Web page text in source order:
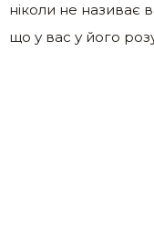
ніколи не називає
що у вас у його